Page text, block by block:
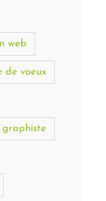
web
de voeux
graphiste